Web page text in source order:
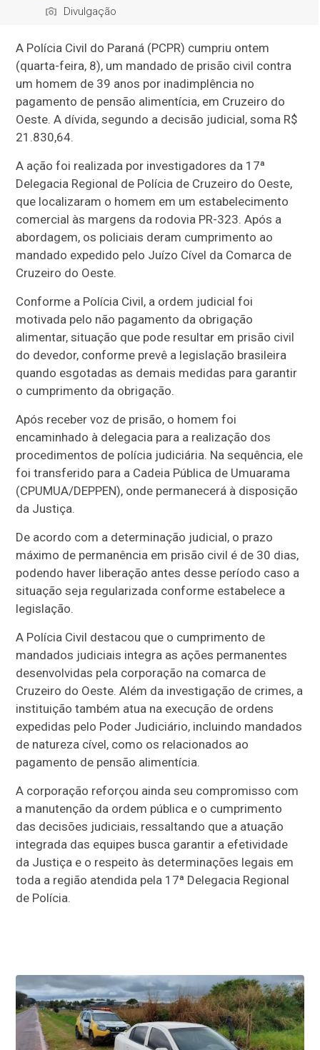
Divulgação
A Polícia Civil do Paraná (PCPR) cumpriu ontem
(quarta-feira, 8), um mandado de prisão civil contra
um homem de 39 anos por inadimplência no
pagamento de pensão alimentícia, em Cruzeiro do
Oeste. A dívida, segundo a decisão judicial, soma R$
21.830,64.
A ação foi realizada por investigadores da 17ª
Delegacia Regional de Polícia de Cruzeiro do Oeste,
que localizaram o homem em um estabelecimento
comercial às margens da rodovia PR-323. Após a
abordagem, os policiais deram cumprimento ao
mandado expedido pelo Juízo Cível da Comarca de
Cruzeiro do Oeste.
Conforme a Polícia Civil, a ordem judicial foi
motivada pelo não pagamento da obrigação
alimentar, situação que pode resultar em prisão civil
do devedor, conforme prevê a legislação brasileira
quando esgotadas as demais medidas para garantir
o cumprimento da obrigação.
Após receber voz de prisão, o homem foi
encaminhado à delegacia para a realização dos
procedimentos de polícia judiciária. Na sequência, ele
foi transferido para a Cadeia Pública de Umuarama
(CPUMUA/DEPPEN), onde permanecerá à disposição
da Justiça.
De acordo com a determinação judicial, o prazo
máximo de permanência em prisão civil é de 30 dias,
podendo haver liberação antes desse período caso a
situação seja regularizada conforme estabelece a
legislação.
A Polícia Civil destacou que o cumprimento de
mandados judiciais integra as ações permanentes
desenvolvidas pela corporação na comarca de
Cruzeiro do Oeste. Além da investigação de crimes, a
instituição também atua na execução de ordens
expedidas pelo Poder Judiciário, incluindo mandados
de natureza cível, como os relacionados ao
pagamento de pensão alimentícia.
A corporação reforçou ainda seu compromisso com
a manutenção da ordem pública e o cumprimento
das decisões judiciais, ressaltando que a atuação
integrada das equipes busca garantir a efetividade
da Justiça e o respeito às determinações legais em
toda a região atendida pela 17ª Delegacia Regional
de Polícia.